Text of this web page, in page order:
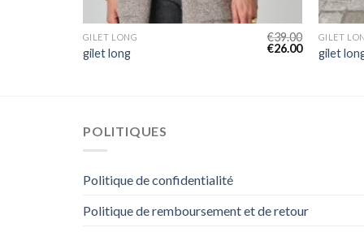
GILET LONG
gilet long
€39.00
€26.00
GILET
gilet
POLITIQUES
Politique de confidentialité
Politique de remboursement et de retour